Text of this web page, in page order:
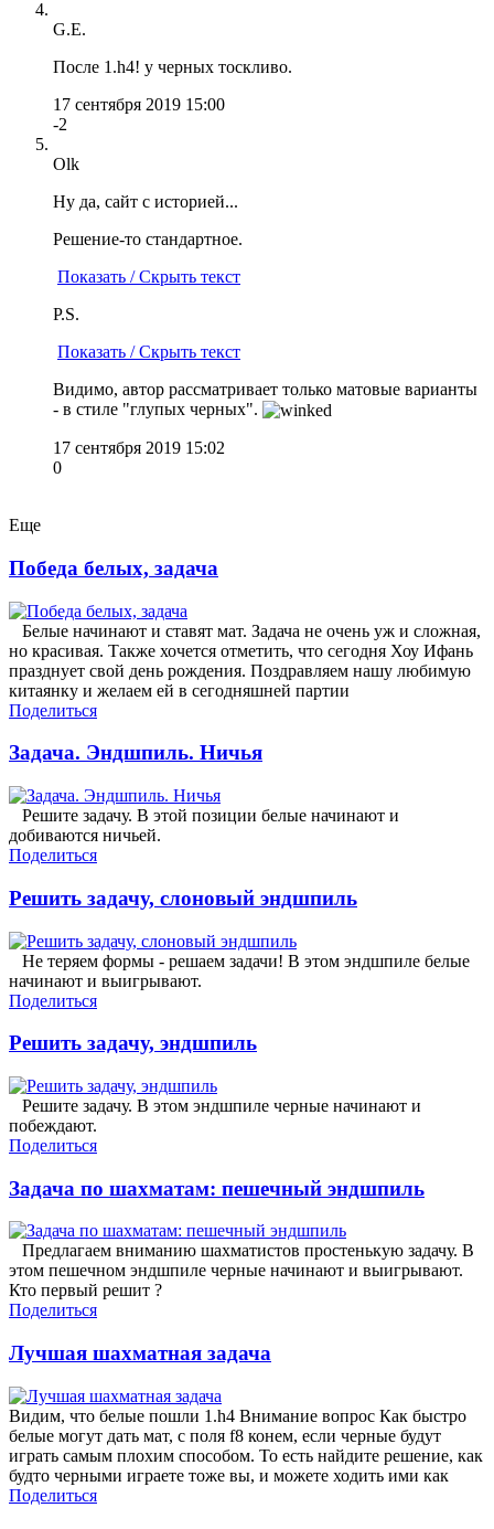
G.E.
После 1.h4! у черных тоскливо.
17 сентября 2019 15:00
-2
Olk
Ну да, сайт с историей...
Решение-то стандартное.
Показать / Скрыть текст
P.S.
Показать / Скрыть текст
Видимо, автор рассматривает только матовые варианты
- в стиле "глупых черных".
17 сентября 2019 15:02
0
Еще
Победа белых, задача
Белые начинают и ставят мат. Задача не очень уж и сложная,
но красивая. Также хочется отметить, что сегодня Хоу Ифань
празднует свой день рождения. Поздравляем нашу любимую
китаянку и желаем ей в сегодняшней партии
Поделиться
Задача. Эндшпиль. Ничья
Решите задачу. В этой позиции белые начинают и
добиваются ничьей.
Поделиться
Решить задачу, слоновый эндшпиль
Не теряем формы - решаем задачи! В этом эндшпиле белые
начинают и выигрывают.
Поделиться
Решить задачу, эндшпиль
Решите задачу. В этом эндшпиле черные начинают и
побеждают.
Поделиться
Задача по шахматам: пешечный эндшпиль
Предлагаем вниманию шахматистов простенькую задачу. В
этом пешечном эндшпиле черные начинают и выигрывают.
Кто первый решит ?
Поделиться
Лучшая шахматная задача
Видим, что белые пошли 1.h4 Внимание вопрос Как быстро
белые могут дать мат, с поля f8 конем, если черные будут
играть самым плохим способом. То есть найдите решение, как
будто черными играете тоже вы, и можете ходить ими как
Поделиться